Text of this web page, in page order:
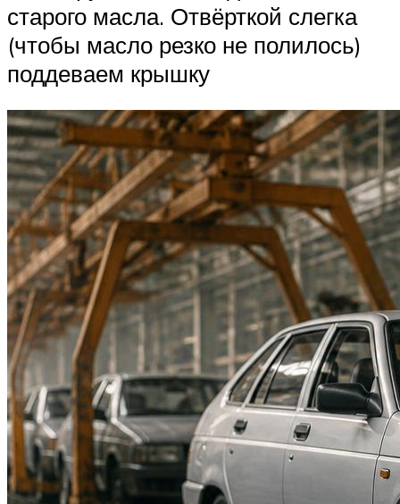
старого масла. Отвёрткой слегка
(чтобы масло резко не полилось)
поддеваем крышку